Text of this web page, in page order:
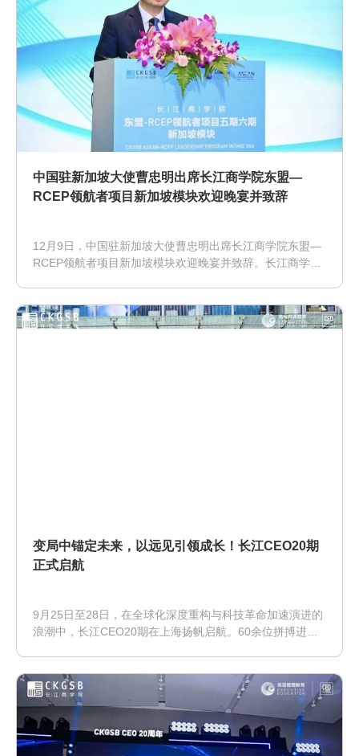
中国驻新加坡大使曹忠明出席长江商学院东盟—
RCEP领航者项目新加坡模块欢迎晚宴并致辞
12月9日，中国驻新加坡大使曹忠明出席长江商学院东盟—
RCEP领航者项目新加坡模块欢迎晚宴并致辞。长江商学院
变局中锚定未来，以远见引领成长！长江CEO20期
正式启航
9月25日至28日，在全球化深度重构与科技革命加速演进的
浪潮中，长江CEO20期在上海扬帆启航。60余位拼搏进